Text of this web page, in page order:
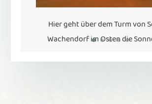
Hier geht über dem Turm von
Wachendorf im Osten die